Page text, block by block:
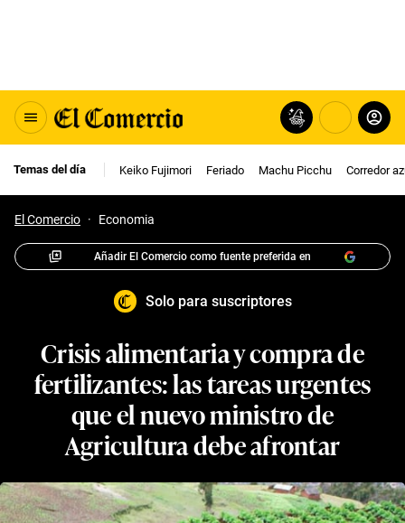
Temas del día Keiko Fujimori Feriado Machu Picchu Corredor
El Comercio · Economia
Añadir El Comercio como fuente preferida en
Solo para suscriptores
Crisis alimentaria y compra de
fertilizantes: las tareas urgentes
que el nuevo ministro de
Agricultura debe afrontar